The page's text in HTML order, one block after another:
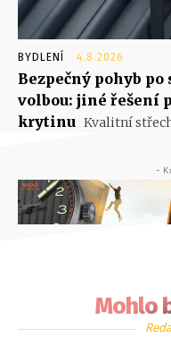
BYDLENÍ 4.8.2026
Bezpečný pohyb
volbou: jiné řešení
krytinu Kvalitní
-
Mohlo